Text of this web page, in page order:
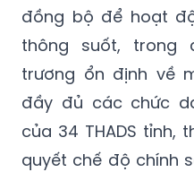
đồng bộ để hoạt
thông suốt,
trương ổn định về
đầy đủ các chức
của 34 THADS tỉnh,
quyết chế độ chính